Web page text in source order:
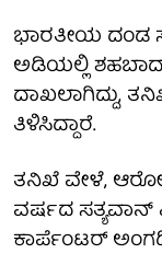
ಭಾರತೀಯ ದಂಡ
ಅಡಿಯಲ್ಲಿ
ದಾಖಲಾಗಿದ್ದು,
ತಿಳಿಸಿದ್ದಾರೆ.
ತನಿಖೆ ವೇಳೆ,
ವರ್ಷದ ಸತ್ಯವಾನ್
ಕಾರ್ಪೆಂಟರ್